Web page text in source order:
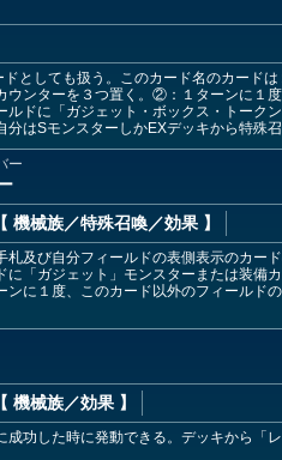
としても扱う。このカード名のカード
ウンターを３つ置く。②：１ターンに１
ルドに「ガジェット・ボックス・トーク
はSモンスターしかEXデッキから特殊召
ー
【 機械族／特殊召喚／効果 】
札及び自分フィールドの表側表示のカ
「ガジェット」モンスターまたは装備
に１度、このカード以外のフィールド
【 機械族／効果 】
功した時に発動できる。デッキから「